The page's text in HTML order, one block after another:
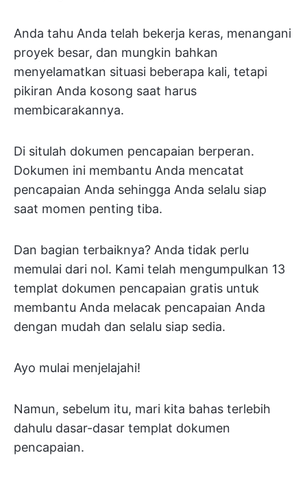
Anda tahu Anda telah bekerja keras, menangani
proyek besar, dan mungkin bahkan
menyelamatkan situasi beberapa kali, tetapi
pikiran Anda kosong saat harus
membicarakannya.
Di situlah dokumen pencapaian berperan.
Dokumen ini membantu Anda mencatat
pencapaian Anda sehingga Anda selalu siap
saat momen penting tiba.
Dan bagian terbaiknya? Anda tidak perlu
memulai dari nol. Kami telah mengumpulkan 13
templat dokumen pencapaian gratis untuk
membantu Anda melacak pencapaian Anda
dengan mudah dan selalu siap sedia.
Ayo mulai menjelajahi!
Namun, sebelum itu, mari kita bahas terlebih
dahulu dasar-dasar templat dokumen
pencapaian.